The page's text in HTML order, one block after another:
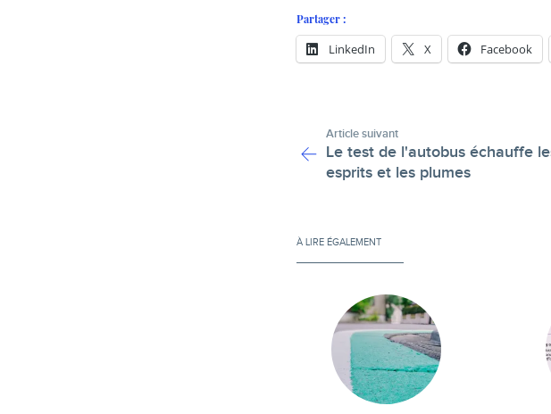
Partager :
LinkedIn X Facebook
Article suivant
Le test de l'autobus échauffe
esprits et les plumes
À LIRE ÉGALEMENT